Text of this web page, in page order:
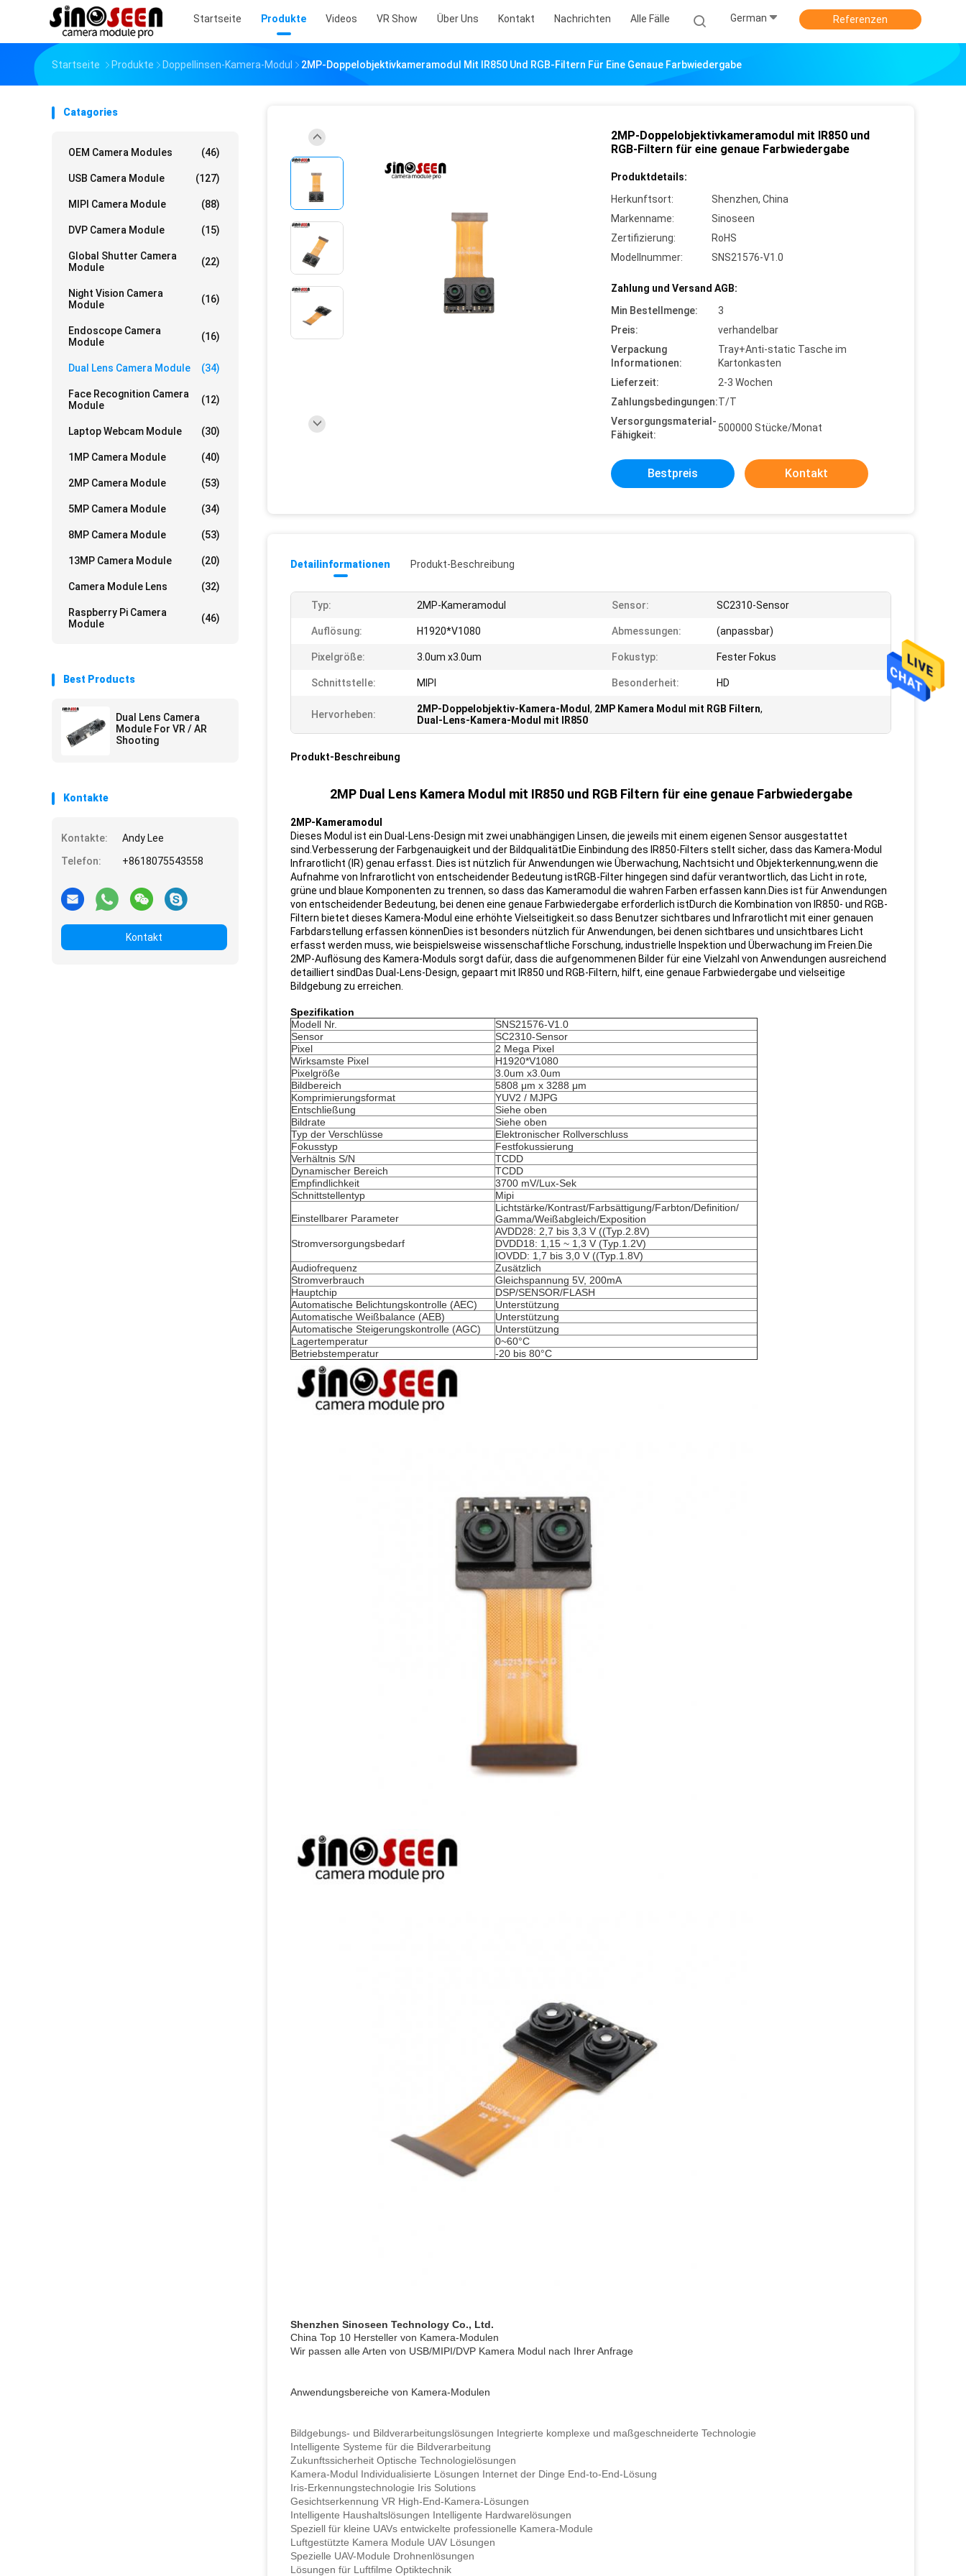
Startseite Produkte Videos VR Show Über Uns Kontakt Nachrichten Alle Fälle German Referenzen
Startseite Produkte Doppellinsen-Kamera-Modul 2MP-Doppelobjektivkameramodul Mit IR850 Und RGB-Filtern Für Eine Genaue Farbwiedergabe
Catagories
OEM Camera Modules (46)
USB Camera Module (127)
MIPI Camera Module (88)
DVP Camera Module (15)
Global Shutter Camera
Module
(22)
Night Vision Camera
Module
(16)
Endoscope Camera
Module
(16)
Dual Lens Camera Module (34)
Face Recognition Camera
Module
(12)
Laptop Webcam Module (30)
1MP Camera Module (40)
2MP Camera Module (53)
5MP Camera Module (34)
8MP Camera Module (53)
13MP Camera Module (20)
Camera Module Lens (32)
Raspberry Pi Camera
Module
(46)
Best Products
Dual Lens Camera
Module For VR / AR
Shooting
Kontakte
Kontakte:
Andy Lee
Telefon:
+8618075543558
Kontakt
2MP-Doppelobjektivkameramodul mit IR850 und
RGB-Filtern für eine genaue Farbwiedergabe
Produktdetails:
Herkunftsort:
Shenzhen, China
Markenname:
Sinoseen
Zertifizierung:
RoHS
Modellnummer:
SNS21576-V1.0
Zahlung und Versand AGB:
Min Bestellmenge:
3
Preis:
verhandelbar
Verpackung
Informationen:
Tray+Anti-static Tasche im
Kartonkasten
Lieferzeit:
2-3 Wochen
Zahlungsbedingungen:T/T
Versorgungsmaterial-
Fähigkeit:
500000 Stücke/Monat
Bestpreis Kontakt
Detailinformationen Produkt-Beschreibung
Typ: 2MP-Kameramodul Sensor: SC2310-Sensor
Auflösung: H1920*V1080 Abmessungen: (anpassbar)
Pixelgröße: 3.0um x3.0um Fokustyp: Fester Fokus
Schnittstelle: MIPI Besonderheit: HD
Hervorheben: 2MP-Doppelobjektiv-Kamera-Modul , 2MP Kamera Modul mit RGB Filtern,
Dual-Lens-Kamera-Modul mit IR850
Produkt-Beschreibung
2MP Dual Lens Kamera Modul mit IR850 und RGB Filtern für eine genaue Farbwiedergabe
2MP-Kameramodul
Dieses Modul ist ein Dual-Lens-Design mit zwei unabhängigen Linsen, die jeweils mit einem eigenen Sensor ausgestattet
sind.Verbesserung der Farbgenauigkeit und der BildqualitätDie Einbindung des IR850-Filters stellt sicher, dass das Kamera-Modul
Infrarotlicht (IR) genau erfasst. Dies ist nützlich für Anwendungen wie Überwachung, Nachtsicht und Objekterkennung,wenn die
Aufnahme von Infrarotlicht von entscheidender Bedeutung istRGB-Filter hingegen sind dafür verantwortlich, das Licht in rote,
grüne und blaue Komponenten zu trennen, so dass das Kameramodul die wahren Farben erfassen kann.Dies ist für Anwendungen
von entscheidender Bedeutung, bei denen eine genaue Farbwiedergabe erforderlich istDurch die Kombination von IR850- und RGB-
Filtern bietet dieses Kamera-Modul eine erhöhte Vielseitigkeit.so dass Benutzer sichtbares und Infrarotlicht mit einer genauen
Farbdarstellung erfassen könnenDies ist besonders nützlich für Anwendungen, bei denen sichtbares und unsichtbares Licht
erfasst werden muss, wie beispielsweise wissenschaftliche Forschung, industrielle Inspektion und Überwachung im Freien.Die
2MP-Auflösung des Kamera-Moduls sorgt dafür, dass die aufgenommenen Bilder für eine Vielzahl von Anwendungen ausreichend
detailliert sindDas Dual-Lens-Design, gepaart mit IR850 und RGB-Filtern, hilft, eine genaue Farbwiedergabe und vielseitige
Bildgebung zu erreichen.
Spezifikation
Modell Nr.
SNS21576-V1.0
Sensor
SC2310-Sensor
Pixel
2 Mega Pixel
Wirksamste Pixel
H1920*V1080
Pixelgröße
3.0um x3.0um
Bildbereich
5808 μm x 3288 μm
Komprimierungsformat
YUV2 / MJPG
Entschließung
Siehe oben
Bildrate
Siehe oben
Typ der Verschlüsse
Elektronischer Rollverschluss
Fokusstyp
Festfokussierung
Verhältnis S/N
TCDD
Dynamischer Bereich
TCDD
Empfindlichkeit
3700 mV/Lux-Sek
Schnittstellentyp
Mipi
Einstellbarer Parameter
Lichtstärke/Kontrast/Farbsättigung/Farbton/Definition/
Gamma/Weißabgleich/Exposition
Stromversorgungsbedarf
AVDD28: 2,7 bis 3,3 V ((Typ.2.8V)
DVDD18: 1,15 ~ 1,3 V (Typ.1.2V)
IOVDD: 1,7 bis 3,0 V ((Typ.1.8V)
Audiofrequenz
Zusätzlich
Stromverbrauch
Gleichspannung 5V, 200mA
Hauptchip
DSP/SENSOR/FLASH
Automatische Belichtungskontrolle (AEC)
Unterstützung
Automatische Weißbalance (AEB)
Unterstützung
Automatische Steigerungskontrolle (AGC)
Unterstützung
Lagertemperatur
0~60°C
Betriebstemperatur
-20 bis 80°C
Shenzhen Sinoseen Technology Co., Ltd.
China Top 10 Hersteller von Kamera-Modulen
Wir passen alle Arten von USB/MIPI/DVP Kamera Modul nach Ihrer Anfrage
Anwendungsbereiche von Kamera-Modulen
Bildgebungs- und Bildverarbeitungslösungen Integrierte komplexe und maßgeschneiderte Technologie
Intelligente Systeme für die Bildverarbeitung
Zukunftssicherheit Optische Technologielösungen
Kamera-Modul Individualisierte Lösungen Internet der Dinge End-to-End-Lösung
Iris-Erkennungstechnologie Iris Solutions
Gesichtserkennung VR High-End-Kamera-Lösungen
Intelligente Haushaltslösungen Intelligente Hardwarelösungen
Speziell für kleine UAVs entwickelte professionelle Kamera-Module
Luftgestützte Kamera Module UAV Lösungen
Spezielle UAV-Module Drohnenlösungen
Lösungen für Luftfilme Optiktechnik